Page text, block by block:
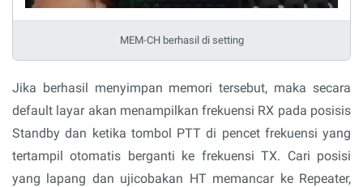
MEM-CH berhasil di setting
Jika berhasil menyimpan memori tersebut, maka secara
default layar akan menampilkan frekuensi RX pada posisis
Standby dan ketika tombol PTT di pencet frekuensi yang
tertampil otomatis berganti ke frekuensi TX. Cari posisi
yang lapang dan ujicobakan HT memancar ke Repeater,